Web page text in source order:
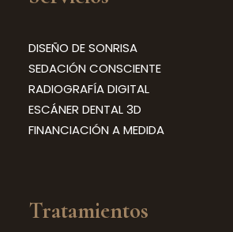
DISEÑO DE SONRISA
SEDACIÓN CONSCIENTE
RADIOGRAFÍA DIGITAL
ESCÁNER DENTAL 3D
FINANCIACIÓN A MEDIDA
Tratamientos